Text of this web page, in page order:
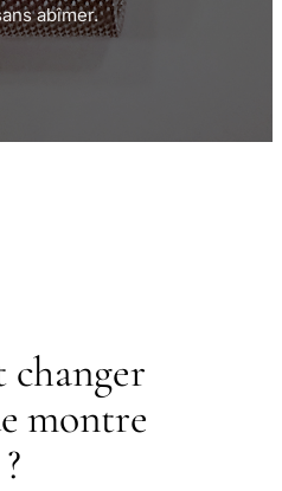
abîmer.
montre